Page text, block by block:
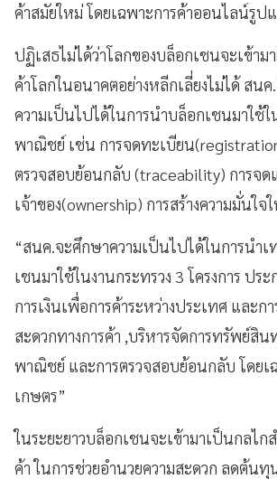
ค้าสมัยใหม่ โดยเฉพาะการค้าออนไลน์รูป
ปฏิเสธไม่ได้ว่าโลกของบล็อกเชนจะเข้า
ค้าโลกในอนาคตอย่างหลีกเลี่ยงไม่ได้ สนค
ความเป็นไปได้ในการนำบล็อกเชนมาใช้ใ
พาณิชย์ เช่น การจดทะเบียน
ตรวจสอบย้อนกลับ (traceability) การจด
เจ้าของ(ownership) การสร้างความมั่นใ
“สนค.จะศึกษาความเป็นไปได้ในการนำ
เชนมาใช้ในงานกระทรวง 3 โครงการ ป
การเงินเพื่อการค้าระหว่างประเทศ และก
สะดวกทางการค้า ,บริหารจัดการทรัพย์สิ
พาณิชย์ และการตรวจสอบย้อนกลับ โดยเ
เกษตร”
ในระยะยาวบล็อกเชนจะเข้ามาเป็นกลไก
ค้า ในการช่วยอำนวยความสะดวก ลดต้น